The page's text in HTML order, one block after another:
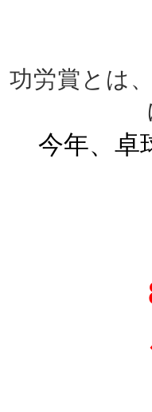
功労賞とは
今年、卓